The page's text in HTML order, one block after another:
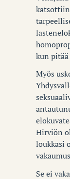
kun
Myös
Hirviön
loukkasi
Se ei